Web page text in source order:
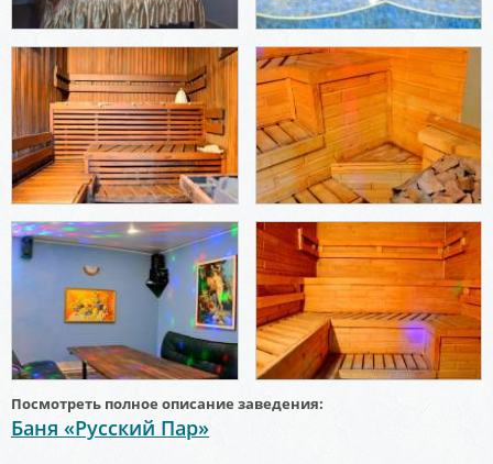
Посмотреть полное описание заведения:
Баня «Русский Пар»